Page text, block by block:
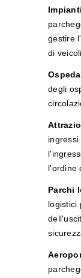
gestire
di veicoli.
degli
l'ordine
Parchi
logistici